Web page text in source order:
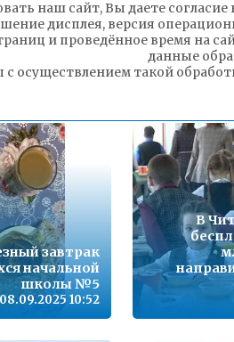
детей –
всего!
08.09.2025 17:03
завтрак
начальной
школы №5
08.09.2025 10:52
В
наш сайт, Вы даете
дисплея, версия
и проведённое время на
данные
с осуществлением такой